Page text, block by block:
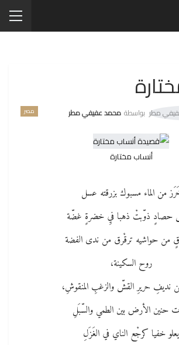
مصر بواسطة محمد عفيفي مطر
أنساب‮ ‬مختارة
‬من الماء مسبوك‮ ‬بزرقته عسل
حصادٍ‮ ‬ذوّبتْ‮ ‬ذهبا‮ ‬فيِ‮ ‬خضرةٍ‮ ‬غضّة
‬من حواشيه ترقْرق من ندى الفضة
روح السكينة،
‬حريرِ‮ ‬القشّ‮ ‬والزغبِ‮ ‬المنقوشِ،
حنين الأرض بين الطمي والسّبَلِ
يعلو خفيا‮ ‬كرجْع الناي في الغَزَلِ